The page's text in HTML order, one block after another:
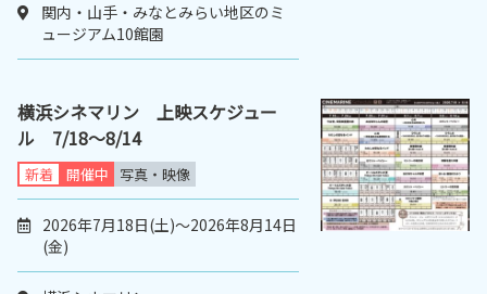
関内・山手・みなとみらい地区のミ
ュージアム10館園
横浜シネマリン 上映スケジュー
ル 7/18～8/14
新着 開催中 写真・映像
2026年7月18日(土)～2026年8月14日
(金)